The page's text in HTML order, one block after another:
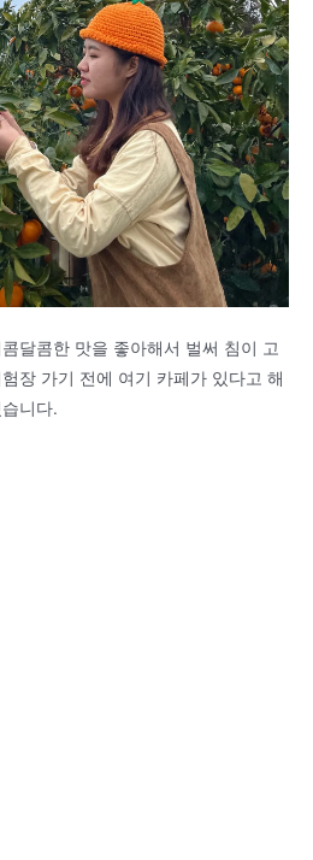
달콤한 맛을 좋아해서 벌써 침이 고
장 가기 전에 여기 카페가 있다고 해
니다.